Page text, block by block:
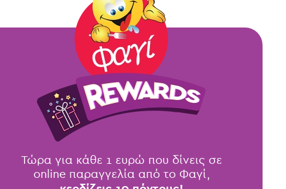
Τώρα για κάθε 1 ευρώ που δίνεις σε
online παραγγελία από το Φαγί,